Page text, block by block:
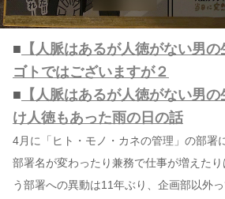
■ 【人脈はあるが人徳がない男
ゴトではございますが２
■ 【人脈はあるが人徳がない男
け人徳もあった雨の日の話
4月に「ヒト・モノ・カネの管理」の部署
部署名が変わったり兼務で仕事が増えた
う部署への異動は11年ぶり、企画部以外